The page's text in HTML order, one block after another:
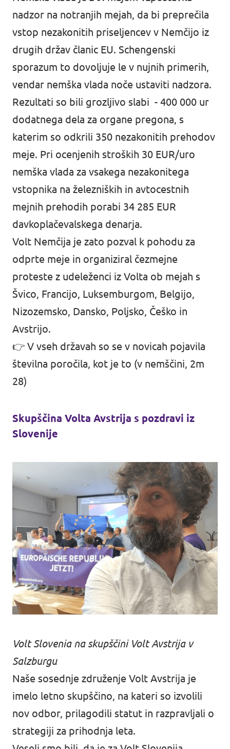
nadzor na notranjih mejah, da bi preprečila
vstop nezakonitih priseljencev v Nemčijo iz
drugih držav članic EU. Schengenski
sporazum to dovoljuje le v nujnih primerih,
vendar nemška vlada noče ustaviti nadzora.
Rezultati so bili grozljivo slabi - 400 000 ur
dodatnega dela za organe pregona, s
katerim so odkrili 350 nezakonitih prehodov
meje. Pri ocenjenih stroških 30 EUR/uro
nemška vlada za vsakega nezakonitega
vstopnika na železniških in avtocestnih
mejnih prehodih porabi 34 285 EUR
davkoplačevalskega denarja.
Volt Nemčija je zato pozval k pohodu za
odprte meje in organiziral čezmejne
proteste z udeleženci iz Volta ob mejah s
Švico, Francijo, Luksemburgom, Belgijo,
Nizozemsko, Dansko, Poljsko, Češko in
Avstrijo.
👉 V vseh državah so se v novicah pojavila
številna poročila, kot je to (v nemščini, 2m
28)
Skupščina Volta Avstrija s pozdravi iz
Slovenije
Volt Slovenia na skupščini Volt Avstrija v
Salzburgu
Naše sosednje združenje Volt Avstrija je
imelo letno skupščino, na kateri so izvolili
nov odbor, prilagodili statut in razpravljali o
strategiji za prihodnja leta.